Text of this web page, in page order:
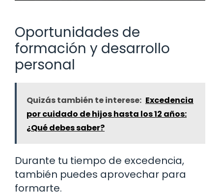
Oportunidades de
formación y desarrollo
personal
Quizás también te interese: Excedencia
por cuidado de hijos hasta los 12 años:
¿Qué debes saber?
Durante tu tiempo de excedencia,
también puedes aprovechar para
formarte.